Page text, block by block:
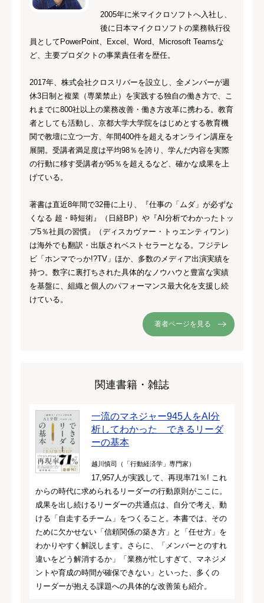
2005年に米マイクロソフトへ入社し、
後に日本マイクロソフトの業務執行役
員としてPowerPoint、Excel、Word、Microsoft Teamsな
ど、主要プロダクトの事業責任者を歴任。
2017年、株式会社クロスリバーを設立し、全メンバーが週
休3日制と複業（専業禁止）を実践する独自の働き方で、こ
れまでに800社以上の業務改善・働き方改革に携わる。教育
者としても活動し、京都大学大学院をはじめとする教育機
関で教壇に立つ一方、年間400件を超えるオンライン講座を
展開。受講者満足度は平均98％を誇り、学んだ内容を実際
の行動に移す受講者が95％を超えるなど、確かな成果を上
げている。
著書は直近8年間で32冊に上り、『仕事の「ムダ」が必ずな
くなる 超・時短術』（日経BP）や『AI分析でわかったトッ
プ5％社員の習慣』（ディスカヴァー・トゥエンティワン）
は海外でも翻訳・出版されベストセラーとなる。フジテレ
ビ「ホンマでっか!?TV」ほか、多数のメディア出演実績を
持つ。数字に裏打ちされた具体的なノウハウと豊富な実績
を基盤に、組織と個人のパフォーマンス最大化を支援し続
けている。
著者ページを見る
関連書籍・雑誌
一流のマネジャー945人をAI分
析してわかった できるリーダ
ーの基本
越川慎司（「行動経済学」専門家）
17,957人が実践して、再現率71％! これ
からの時代に求められるリーダーの行動原則がここに。
成果を出し続けるリーダーの共通点は、自分で考え、動
ける「自走するチーム」をつくること。本書では、その
ために欠かせない「信頼関係の築き方」と「任せ方」を
わかりやすく解説します。さらに、「メンバーとのすれ
違いをどう解消するか」「業務が忙しすぎて、マネジメ
ントや育成の時間が確保できない」といった、多くの
リーダーが抱える課題への具体的な改善策も紹介。